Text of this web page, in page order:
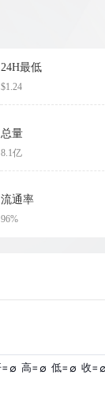
24H最低
$1.24
总量
8.1亿
流通率
96%